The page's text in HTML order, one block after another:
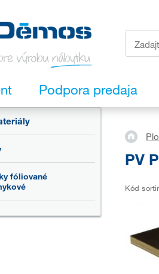
Podpora predaja
fóliované
PV
Kód